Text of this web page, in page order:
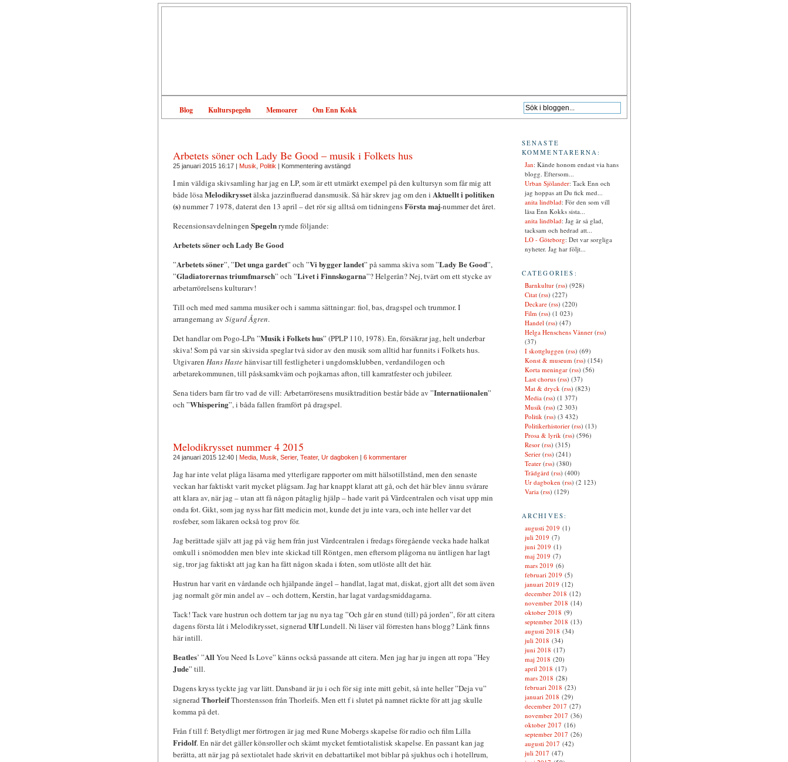
Blog Kulturspegeln Memoarer Om Enn Kokk
Arbetets söner och Lady Be Good – musik i Folkets hus
25 januari 2015 16:17 | Musik Politik | Kommentering avstängd
I min väldiga skivsamling har jag en LP, som är ett utmärkt exempel på den kultursyn som får mig att
både lösaMelodikryssetälska jazzinfluerad dansmusik. Så här skrev jag om den i Aktuellt i politiken
(s)nummer 7 1978, daterat den 13 april – det rör sig alltså om tidningensFörsta maj-nummer det året.
Recensionsavdelningen Spegelnrymde följande:
Arbetets söner och Lady Be Good
”Arbetets söner”, ”Det unga gardet” och ”Vi bygger landet” på samma skiva som ”Lady Be Good”,
”Gladiatorernas triumfmarsch” och ”Livet i Finnskogarna”? Helgerån? Nej, tvärt om ett stycke av
arbetarrörelsens kulturarv!
Till och med med samma musiker och i samma sättningar: fiol, bas, dragspel och trummor. I
arrangemang av Sigurd Ågren.
Det handlar om Pogo-LPn ”Musik i Folkets hus” (PPLP 110, 1978). En, försäkrar jag, helt underbar
skiva! Som på var sin skivsida speglar två sidor av den musik som alltid har funnits i Folkets hus.
Utgivaren Hans Hastehänvisar till festligheter i ungdomsklubben, verdandilogen och
arbetarekommunen, till påsksamkväm och pojkarnas afton, till kamratfester och jubileer.
Sena tiders barn får tro vad de vill: Arbetarröresens musiktradition består både av ”Internatiionalen”
och ”Whispering”, i båda fallen framfört på dragspel.
Melodikrysset nummer 4 2015
24 januari 2015 12:40 | Media, Musik Serier, Teater, Ur dagboken| 6 kommentarer
Jag har inte velat plåga läsarna med ytterligare rapporter om mitt hälsotillstånd, men den senaste
veckan har faktiskt varit mycket plågsam. Jag har knappt klarat att gå, och det här blev ännu svårare
att klara av, när jag – utan att få någon påtaglig hjälp – hade varit på Vårdcentralen och visat upp min
onda fot. Gikt, som jag nyss har fått medicin mot, kunde det ju inte vara, och inte heller var det
rosfeber, som läkaren också tog prov för.
Jag berättade själv att jag på väg hem från just Vårdcentralen i fredags föregående vecka hade halkat
omkull i snömodden men blev inte skickad till Röntgen, men eftersom plågorna nu äntligen har lagt
sig, tror jag faktiskt att jag kan ha fått någon skada i foten, som utlöste allt det här.
Hustrun har varit en vårdande och hjälpande ängel – handlat, lagat mat, diskat, gjort allt det som även
jag normalt gör min andel av – och dottern, Kerstin, har lagat vardagsmiddagarna.
Tack! Tack vare hustrun och dottern tar jag nu nya tag ”Och går en stund (till) på jorden”, för att citera
dagens första låt i Melodikrysset, signerad UlfLundell. Ni läser väl förresten hans blogg? Länk finns
här intill.
Beatles’ ”AllYou Need Is Love” känns också passande att citera. Men jag har ju ingen att ropa ”Hey
Jude” till.
Dagens kryss tyckte jag var lätt. Dansband är ju i och för sig inte mitt gebit, så inte heller ”Deja vu”
signerad ThorleifThorstensson från Thorleifs. Men ett f i slutet på namnet räckte för att jag skulle
komma på det.
Från f till f: Betydligt mer förtrogen är jag med Rune Mobergs skapelse för radio och film Lilla
Fridolf. En när det gäller könsroller och skämt mycket femtiotalistisk skapelse. En passant kan jag
berätta, att när jag på sextiotalet hade skrivit en debattartikel mot biblar på sjukhus och i hotellrum,
SENASTE
KOMMENTARERNA:
Jan: Kände honom endast via hans
blogg. Eftersom...
Urban Sjölander: Tack Enn och
jag hoppas att Du fick med...
anita lindblad: För den som vill
läsa Enn Kokks sista...
anita lindblad: Jag är så glad,
tacksam och hedrad att...
LO - Göteborg: Det var sorgliga
nyheter. Jag har följt...
CATEGORIES:
Barnkultur(rss) (928)
Citat(rss) (227)
Deckare(rss) (220)
Film(rss) (1 023)
Handel(rss) (47)
Helga Henschens Vänner(rss)
(37)
I skottgluggen (rss) (69)
Konst & museum(rss) (154)
Korta meningar(rss) (56)
Last chorus(rss) (37)
Mat & dryck(rss) (823)
Media(rss) (1 377)
Musik(rss) (2 303)
Politik(rss) (3 432)
Politikerhistorier(rss) (13)
Prosa & lyrik(rss) (596)
Resor(rss) (315)
Serier(rss) (241)
Teater(rss) (380)
Trädgård(rss) (400)
Ur dagboken (rss) (2 123)
Varia(rss) (129)
ARCHIVES:
augusti 2019 (1)
juli 2019 (7)
juni 2019 (1)
maj 2019 (7)
mars 2019 (6)
februari 2019 (5)
januari 2019 (12)
december 2018 (12)
november 2018 (14)
oktober 2018 (9)
september 2018 (13)
augusti 2018 (34)
juli 2018 (34)
juni 2018 (17)
maj 2018 (20)
april 2018 (17)
mars 2018 (28)
februari 2018 (23)
januari 2018 (29)
december 2017 (27)
november 2017 (36)
oktober 2017 (16)
september 2017 (26)
augusti 2017 (42)
juli 2017 (47)